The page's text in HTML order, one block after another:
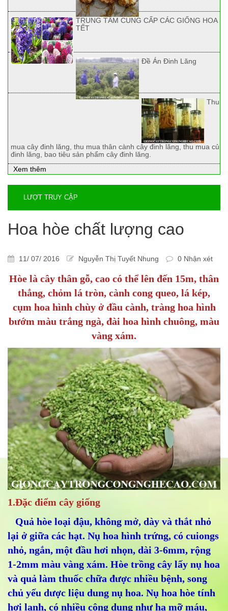
TRUNG TÂM CUNG CẤP CÁC GIỐNG HOA
TẾT
Đề Án Đinh Lăng
Thu
mua cây đinh lăng, thu mua thân cành cây đinh lăng, thu mua củ
đinh lăng, bao tiêu sản phẩm cây đinh lăng.
Xem thêm
LƯỢT TRUY CẬP
Hoa hòe chất lượng cao
11/ 07/ 2016 Nguyễn Thị Tuyết Nhung 0 Nhận xét
Hòe là cây thân gỗ, cao có thể lên đến 15m, thân
thẳng, chỏm lá tròn, cành cong queo, lá kép,
cụm hoa hình chùy ở đầu cành, tràng hoa hình
bướm màu trắng ngà, đài hoa hình chuông, màu
vàng xám.
1.Đặc điểm cây giống
Quả hòe loại đậu, không mở, dày và thắt nhỏ
lại ở giữa các hạt. Nụ hoa hình trứng, có cuiongs
nhỏ, ngắn, một đầu hơi nhọn, dài 3-6mm, rộng
1-2mm màu vàng xám. Hòe trồng cây lấy nụ hoa
và quả làm thuốc chữa được nhiều bệnh, song
chủ yếu dược liệu dung nụ hoa. Nụ hoa hòe tính
hơi lạnh, có nhiều công dụng như hạ mỡ máu,